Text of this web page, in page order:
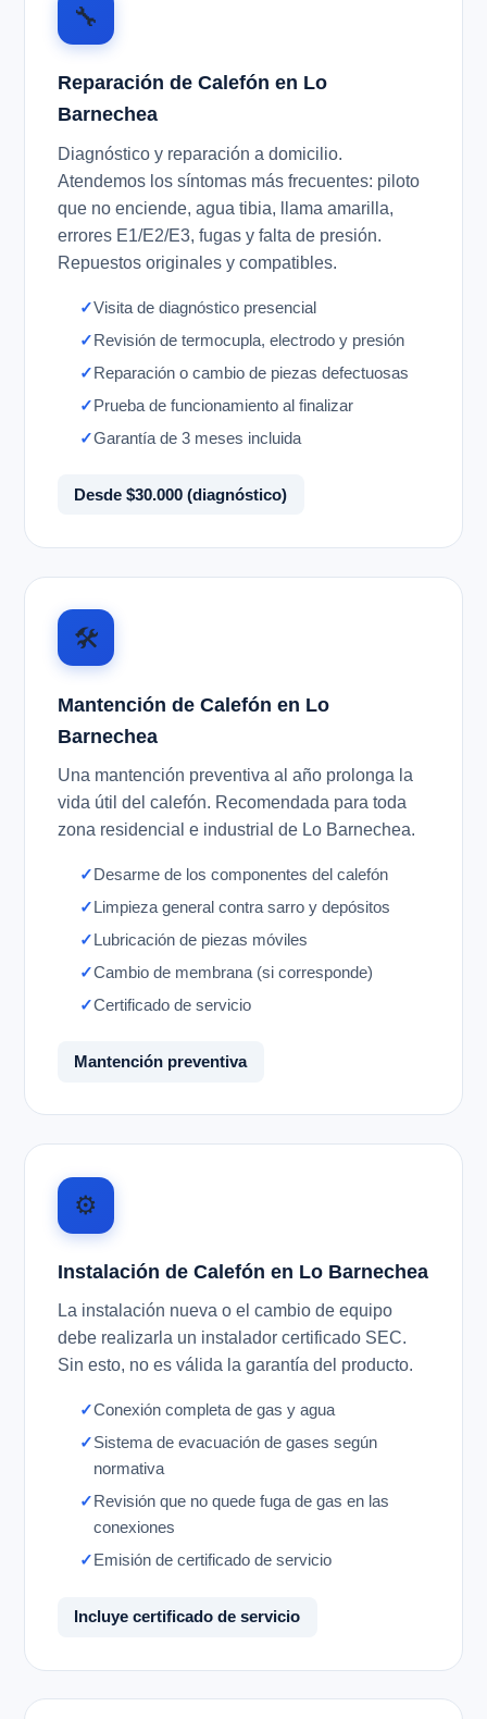
🔧
Reparación de Calefón en Lo
Barnechea
Diagnóstico y reparación a domicilio.
Atendemos los síntomas más frecuentes: piloto
que no enciende, agua tibia, llama amarilla,
errores E1/E2/E3, fugas y falta de presión.
Repuestos originales y compatibles.
Visita de diagnóstico presencial
Revisión de termocupla, electrodo y presión
Reparación o cambio de piezas defectuosas
Prueba de funcionamiento al finalizar
Garantía de 3 meses incluida
Desde $30.000 (diagnóstico)
🛠️
Mantención de Calefón en Lo
Barnechea
Una mantención preventiva al año prolonga la
vida útil del calefón. Recomendada para toda
zona residencial e industrial de Lo Barnechea.
Desarme de los componentes del calefón
Limpieza general contra sarro y depósitos
Lubricación de piezas móviles
Cambio de membrana (si corresponde)
Certificado de servicio
Mantención preventiva
⚙️
Instalación de Calefón en Lo Barnechea
La instalación nueva o el cambio de equipo
debe realizarla un instalador certificado SEC.
Sin esto, no es válida la garantía del producto.
Conexión completa de gas y agua
Sistema de evacuación de gases según
normativa
Revisión que no quede fuga de gas en las
conexiones
Emisión de certificado de servicio
Incluye certificado de servicio